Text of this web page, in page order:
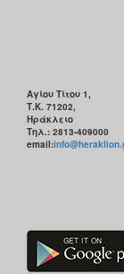
Αγίου Τίτου 1,
Τ.Κ. 71202,
Ηράκλειο
Τηλ.: 2813-409000
email: